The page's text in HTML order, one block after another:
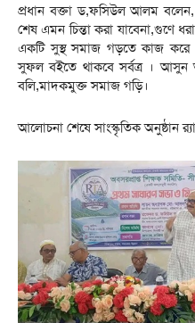
প্রধান বক্তা ড,ফসিউল আলম
শেষ এমন চিন্তা করা যাবেনা,গুণে
একটি সুস্থ সমাজ গড়তে কাজ করে
সুফল বইতে থাকবে সর্বত্র । আসুন
বলি,মাদকমুক্ত সমাজ গড়ি।
আলোচনা শেষে সাংস্কৃতিক অনুষ্ঠান